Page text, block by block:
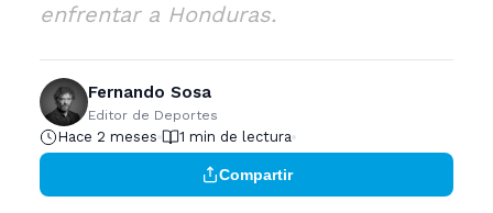
enfrentar a Honduras.
Fernando Sosa
Editor de Deportes
Hace 2 meses 1 min de lectura
Compartir